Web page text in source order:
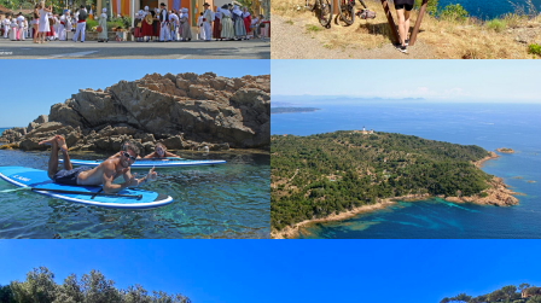
l’année ses trésors : hébergements
accueillants, activités variées et expériences
authentiques. Une invitation idéale pour
organiser, même hors saison, des séjours de
groupes ou des événements d’entreprise
mêlant découvertes, détente et art de vivre
méditerranéen.